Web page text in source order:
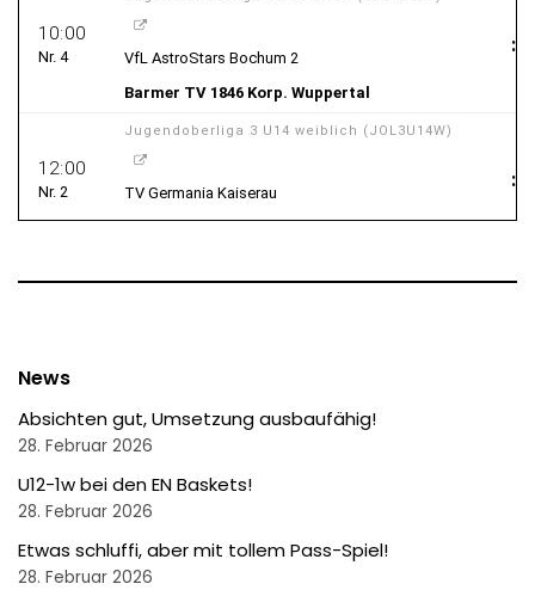
News
Absichten gut, Umsetzung ausbaufähig!
28. Februar 2026
U12-1w bei den EN Baskets!
28. Februar 2026
Etwas schluffi, aber mit tollem Pass-Spiel!
28. Februar 2026